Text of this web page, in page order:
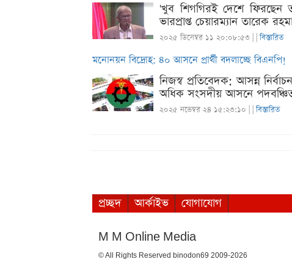
'খুব শিগগিরই দেশে ফিরছেন
ভারপ্রাপ্ত চেয়ারম্যান তারেক
২০২৫ ডিসেম্বর ১১ ২০:০৮:৫৩ | |বিস্তারিত
মনোনয়ন বিদ্রোহ: ৪০ আসনে প্রার্থী বদলাচ্ছে বিএনপি!
নিজস্ব প্রতিবেদক: আসন্ন
অধিক সংসদীয় আসনে
২০২৫ নভেম্বর ২৪ ১৫:২৩:১০ | |বিস্তারিত
প্রচ্ছদ
আর্কাইভ যোগাযোগ
M M Online Media
© All Rights Reserved binodon69 2009-2026